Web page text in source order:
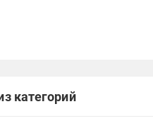
категорий